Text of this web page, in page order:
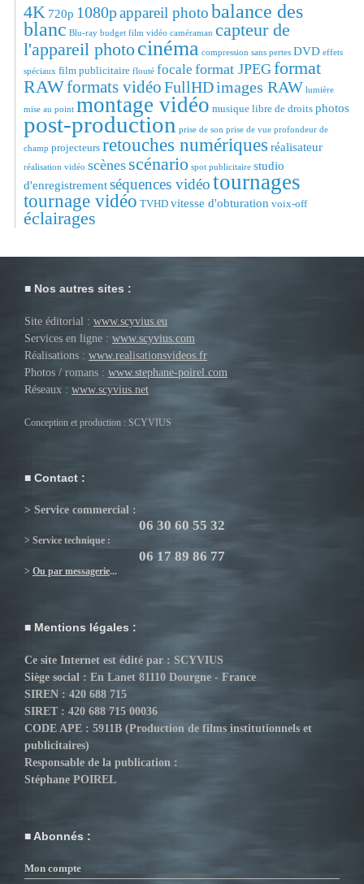
4K 720p 1080pappareil photobalance des
blanc Blu-ray budget film vidéo caméraman capteur de
l'appareil photocinéma compression sans pertes DVD effets
spéciaux film publicitaire flouté focale format JPEGformat
RAWformats vidéoFullHDimages RAW lumière
mise au point montage vidéo musique libre de droits photos
post-production prise de son prise de vue profondeur de
champ projecteurs retouches numériques réalisateur
réalisation vidéo scènes scénario spot publicitaire studio
d'enregistrementséquences vidéotournages
tournage vidéo TVHD vitesse d'obturation voix-off
éclairages
Nos autres sites :
Site éditorial : www.scyvius.eu
Services en ligne : www.scyvius.com
Réalisations : www.realisationsvideos.fr
Photos / romans : www.stephane-poirel.com
Réseaux : www.scyvius.net
Conception et production : SCYVIUS
Contact :
> Service commercial :
06 30 60 55 32
> Service technique :
06 17 89 86 77
> Ou par messagerie...
Mentions légales :
Ce site Internet est édité par : SCYVIUS
Siège social : En Lanet 81110 Dourgne - France
SIREN : 420 688 715
SIRET : 420 688 715 00036
CODE APE : 5911B (Production de films institutionnels et
publicitaires)
Responsable de la publication :
Stéphane POIREL
Abonnés :
Mon compte